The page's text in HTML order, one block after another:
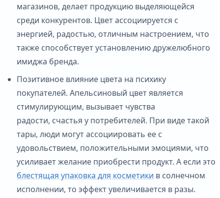
магазинов, делает продукцию выделяющейся
среди конкурентов. Цвет ассоциируется с
энергией, радостью, отличным настроением, что
также способствует установлению дружелюбного
имиджа бренда.
Позитивное влияние цвета на психику
покупателей. Апельсиновый цвет является
стимулирующим, вызывает чувства
радости, счастья у потребителей. При виде такой
тары, люди могут ассоциировать ее с
удовольствием, положительными эмоциями, что
усиливает желание приобрести продукт. А если это
блестящая упаковка для косметики в солнечном
исполнении, то эффект увеличивается в разы.